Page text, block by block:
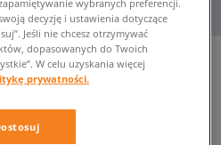
wybranych preferencji.
decyzję i ustawienia dotyczące
Jeśli nie chcesz otrzymywać
dopasowanych do Twoich
W celu uzyskania więcej
prywatności.